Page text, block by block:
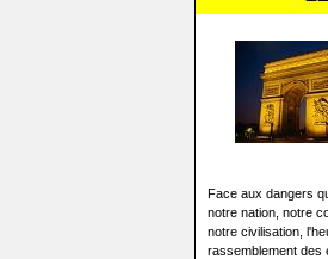
Face aux dangers
notre nation, notre
notre civilisation,
rassemblement des